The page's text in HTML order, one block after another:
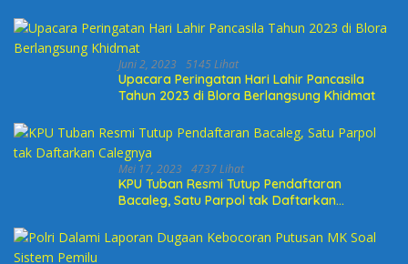
2022
Juni 2, 2023 5145 Lihat
Upacara Peringatan Hari Lahir Pancasila
Tahun 2023 di Blora Berlangsung Khidmat
Mei 17, 2023 4737 Lihat
KPU Tuban Resmi Tutup Pendaftaran
Bacaleg, Satu Parpol tak Daftarkan